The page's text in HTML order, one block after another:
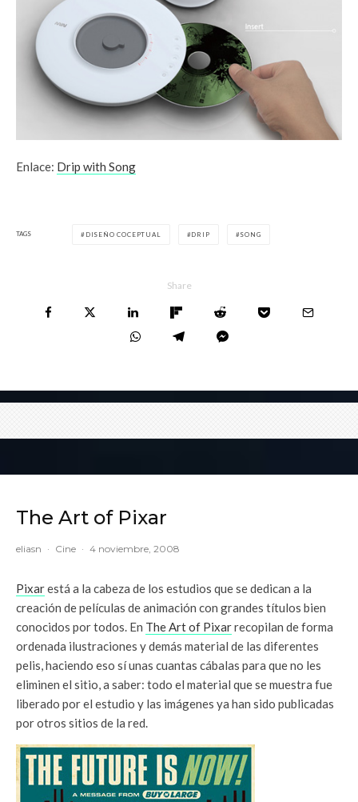
Enlace: Drip with Song
TAGS DISEÑO COCEPTUAL DRIP SONG
Share
The Art of Pixar
eliasn · Cine · 4 noviembre, 2008
Pixarestá a la cabeza de los estudios que se dedican a la
creación de películas de animación con grandes títulos bien
conocidos por todos. En The Art of Pixarrecopilan de forma
ordenada ilustraciones y demás material de las diferentes
pelis, haciendo eso sí unas cuantas cábalas para que no les
eliminen el sitio, a saber: todo el material que se muestra fue
liberado por el estudio y las imágenes ya han sido publicadas
por otros sitios de la red.